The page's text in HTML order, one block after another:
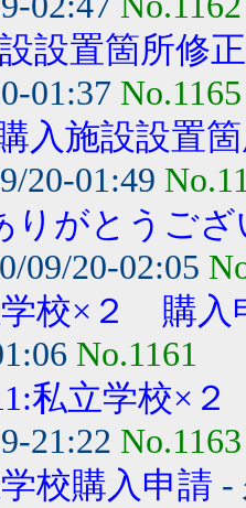
設置箇所修
01:37 No.1165
入施設設置
20-01:49
りがとうご
09/20-02:05
学校×２ 購入
No.1161
私立学校×
21:22 No.1163
校購入申請 -